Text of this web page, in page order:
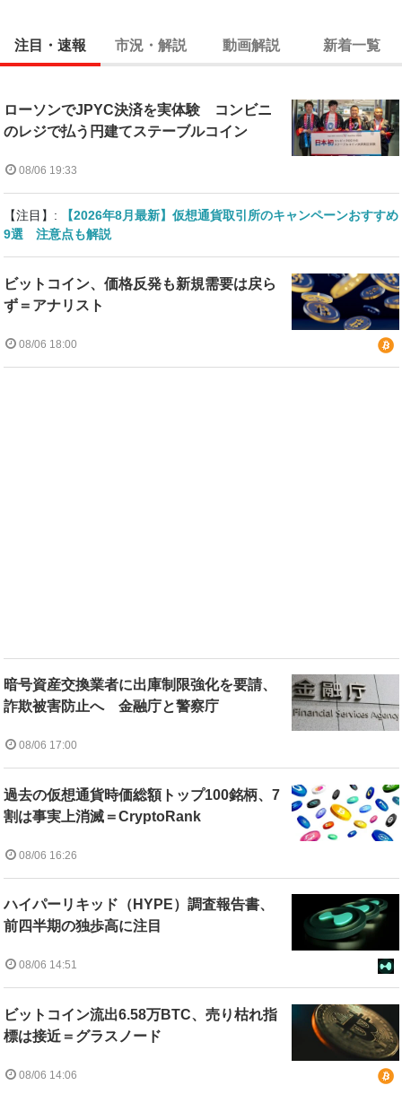
注目・速報 市況・解説 動画解説 新着一覧
ローソンでJPYC決済を実体験 コンビニ
のレジで払う円建てステーブルコイン
08/06 19:33
【注目】:
【2026年8月最新】仮想通貨取引所のキャンペーンおすすめ
9選 注意点も解説
ビットコイン、価格反発も新規需要は戻ら
ず＝アナリスト
08/06 18:00
暗号資産交換業者に出庫制限強化を要請、
詐欺被害防止へ 金融庁と警察庁
08/06 17:00
過去の仮想通貨時価総額トップ100銘柄、7
割は事実上消滅＝CryptoRank
08/06 16:26
ハイパーリキッド（HYPE）調査報告書、
前四半期の独歩高に注目
08/06 14:51
ビットコイン流出6.58万BTC、売り枯れ指
標は接近＝グラスノード
08/06 14:06